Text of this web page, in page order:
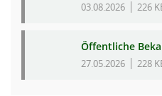
03.08.2026 226
Öffentliche
27.05.2026 228